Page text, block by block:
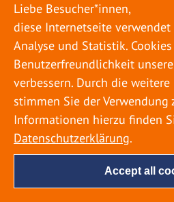
genießen ihren Urlaub.
weiter weg, die Anderen
lieber in der Heimat. Wenn
Zeit wegfahren möchten,
beachten, damit nicht
Überraschung auf Sie
möglichst
Accept all
Liebe Besucher*innen,
diese Internetseite
Analyse und Statistik.
Benutzerfreundlichkeit
verbessern. Durch die
stimmen Sie der Verwendung
Informationen hierzu finden
Datenschutzerklärung.